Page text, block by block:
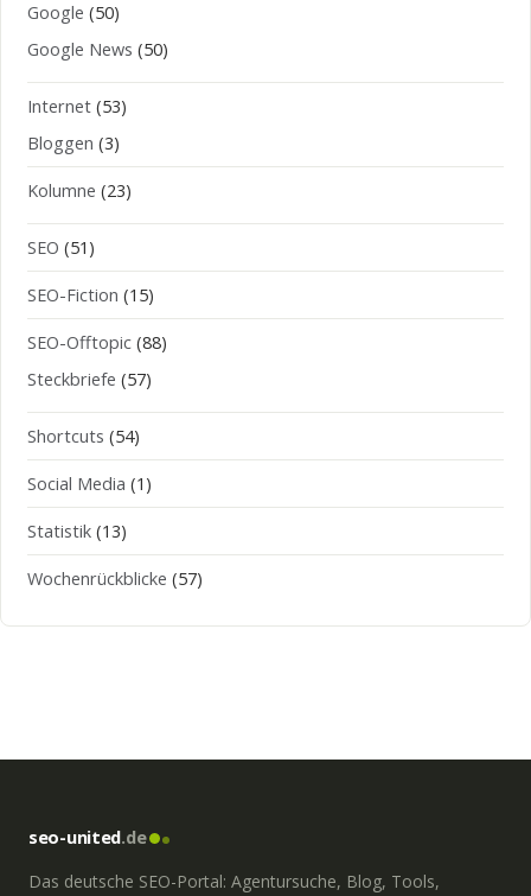
Google (50)
Google News (50)
Internet (53)
Bloggen (3)
Kolumne (23)
SEO (51)
SEO-Fiction (15)
SEO-Offtopic (88)
Steckbriefe (57)
Shortcuts (54)
Social Media (1)
Statistik (13)
Wochenrückblicke (57)
seo-united.de
Das deutsche SEO-Portal: Agentursuche, Blog, Tools,